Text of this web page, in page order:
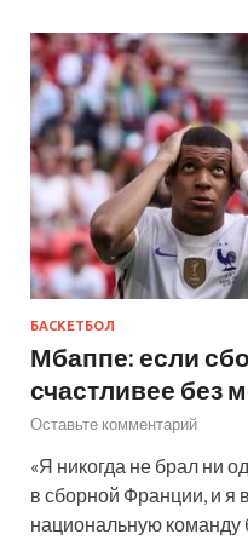
БАСКЕТБОЛ
Мбаппе: если
счастливее без
Оставьте комментарий
«Я никогда не брал ни
в сборной Франции, и я
национальную команду